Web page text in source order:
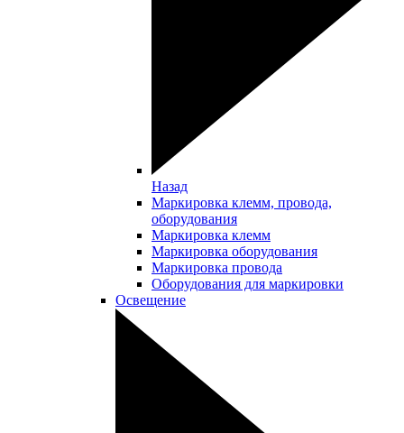
Назад
Маркировка клемм, провода,
оборудования
Маркировка клемм
Маркировка оборудования
Маркировка провода
Оборудования для маркировки
Освещение